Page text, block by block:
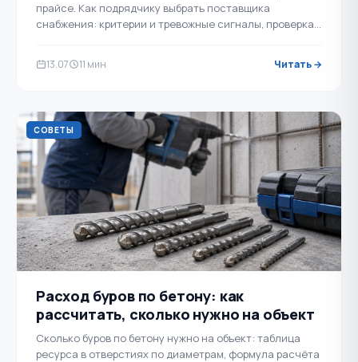
прайсе. Как подрядчику выбрать поставщика
снабжения: критерии и тревожные сигналы, проверка
13.07 11 мин Читать →
СОВЕТЫ
Расход буров по бетону: как
рассчитать, сколько нужно на объект
Сколько буров по бетону нужно на объект: таблица
ресурса в отверстиях по диаметрам, формула расчёта